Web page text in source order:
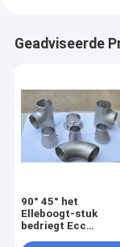
Geadviseerde
90° 45° het
Elleboogt-stuk
bedriegt Ecc